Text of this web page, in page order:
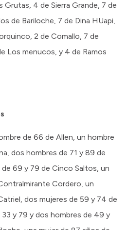
4 de Sierra Grande, 7 de
de Bariloche, 7 de Dina HUapi,
2 de Comallo, 7 de
Los menucos, y 4 de Ramos
de 66 de Allen, un hombre
dos hombres de 71 y 89 de
69 y 79 de Cinco Saltos, un
Cordero, un
dos mujeres de 59 y 74 de
y 79 y dos hombres de 49 y